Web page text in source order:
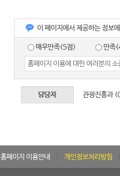
이 페이지에서 제공하는 정보
매우만족(5점) 만족
담당자 관광진흥과
홈페이지 이용안내 개인정보처리방침